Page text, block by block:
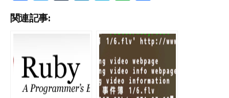
ce
b
o
k
tt
r
dI n
a
ot
e
関連記事: